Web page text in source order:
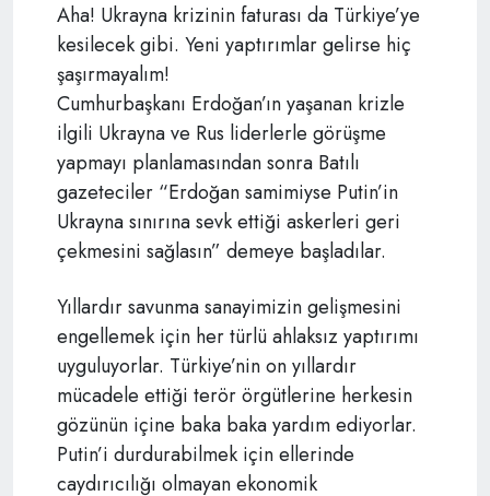
Aha! Ukrayna krizinin faturası da Türkiye’ye
kesilecek gibi. Yeni yaptırımlar gelirse hiç
şaşırmayalım!
Cumhurbaşkanı Erdoğan’ın yaşanan krizle
ilgili Ukrayna ve Rus liderlerle görüşme
yapmayı planlamasından sonra Batılı
gazeteciler “Erdoğan samimiyse Putin’in
Ukrayna sınırına sevk ettiği askerleri geri
çekmesini sağlasın” demeye başladılar.
Yıllardır savunma sanayimizin gelişmesini
engellemek için her türlü ahlaksız yaptırımı
uyguluyorlar. Türkiye’nin on yıllardır
mücadele ettiği terör örgütlerine herkesin
gözünün içine baka baka yardım ediyorlar.
Putin’i durdurabilmek için ellerinde
caydırıcılığı olmayan ekonomik